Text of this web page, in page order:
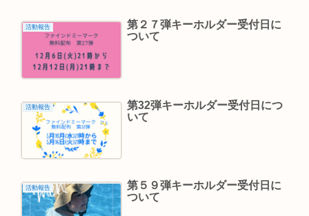
活動報告
第２７弾キーホルダー受付日に
ついて
活動報告
第32弾キーホルダー受付日につ
いて
活動報告
第５９弾キーホルダー受付日に
ついて